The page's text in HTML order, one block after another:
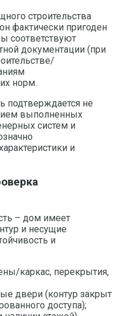
строительства
фактически пригоден
соответствуют
документации (при
норм.
подтверждается не
выполненных
систем и
и
– дом имеет
и несущие
и
каркас, перекрытия,
двери (контур закрыт
доступа);